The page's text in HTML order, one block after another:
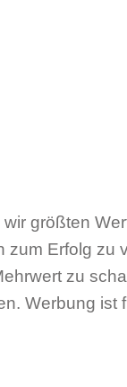
größten
Erfolg zu
zu
Werbung ist